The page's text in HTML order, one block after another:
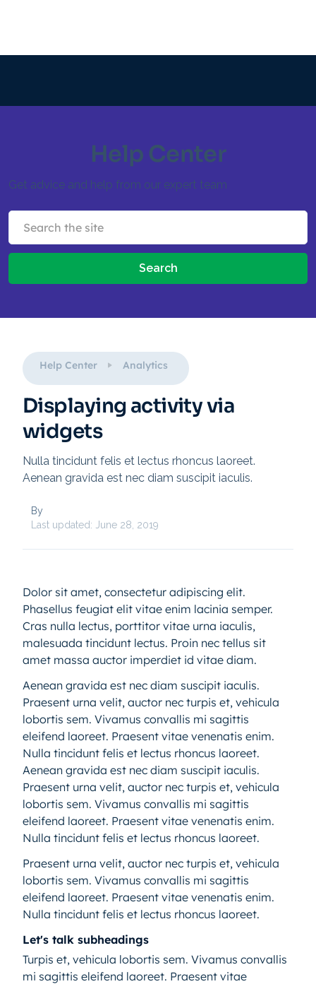
Help Center
Get advice and help from our expert team
Help Center Analytics
Displaying activity via
widgets
Nulla tincidunt felis et lectus rhoncus laoreet.
Aenean gravida est nec diam suscipit iaculis.
By
Last updated: June 28, 2019
Dolor sit amet, consectetur adipiscing elit.
Phasellus feugiat elit vitae enim lacinia semper.
Cras nulla lectus, porttitor vitae urna iaculis,
malesuada tincidunt lectus. Proin nec tellus sit
amet massa auctor imperdiet id vitae diam.
Aenean gravida est nec diam suscipit iaculis.
Praesent urna velit, auctor nec turpis et, vehicula
lobortis sem. Vivamus convallis mi sagittis
eleifend laoreet. Praesent vitae venenatis enim.
Nulla tincidunt felis et lectus rhoncus laoreet.
Aenean gravida est nec diam suscipit iaculis.
Praesent urna velit, auctor nec turpis et, vehicula
lobortis sem. Vivamus convallis mi sagittis
eleifend laoreet. Praesent vitae venenatis enim.
Nulla tincidunt felis et lectus rhoncus laoreet.
Praesent urna velit, auctor nec turpis et, vehicula
lobortis sem. Vivamus convallis mi sagittis
eleifend laoreet. Praesent vitae venenatis enim.
Nulla tincidunt felis et lectus rhoncus laoreet.
Let's talk subheadings
Turpis et, vehicula lobortis sem. Vivamus convallis
mi sagittis eleifend laoreet. Praesent vitae